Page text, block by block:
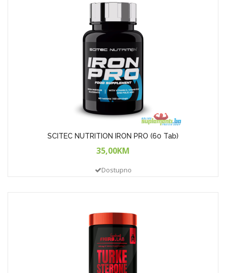
SCITEC NUTRITION IRON PRO (60 Tab)
35,00KM
Dostupno